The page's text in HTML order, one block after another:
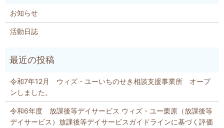
お知らせ
活動日誌
令和7年12月 ウィズ・ユーいちのせき相談支援事業所 オープ
ンしました。
令和6年度 放課後等デイサービス ウィズ・ユー栗原（放課後等
デイサービス）放課後等デイサービスガイドラインに基づく評価